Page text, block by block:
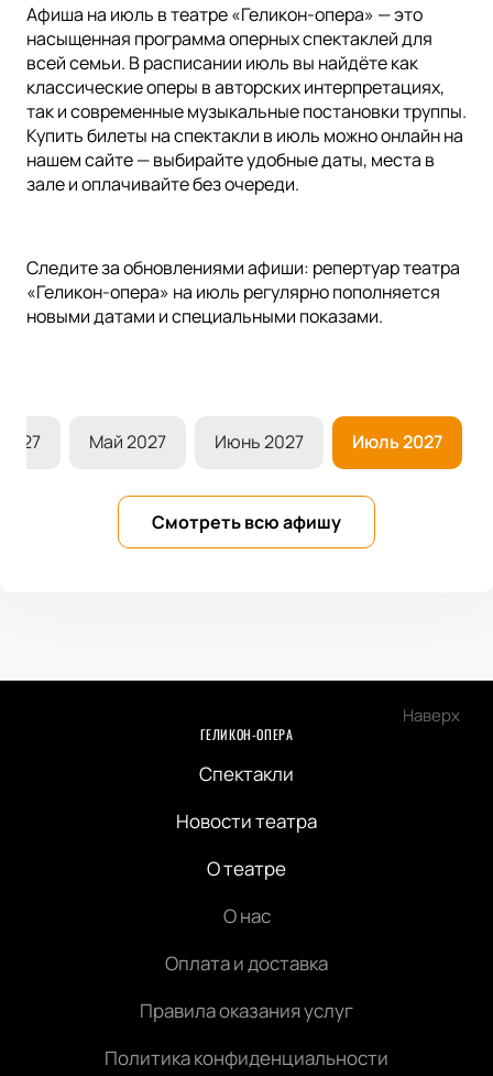
Афиша на июль в театре «Геликон-опера» — это
насыщенная программа оперных спектаклей для
всей семьи. В расписании июль вы найдёте как
классические оперы в авторских интерпретациях,
так и современные музыкальные постановки труппы.
Купить билеты на спектакли в июль можно онлайн на
нашем сайте — выбирайте удобные даты, места в
зале и оплачивайте без очереди.
Следите за обновлениями афиши: репертуар театра
«Геликон-опера» на июль регулярно пополняется
новыми датами и специальными показами.
Май 2027 Июнь 2027 Июль 2027
Смотреть всю афишу
Наверх
ГЕЛИКОН-ОПЕРА
Спектакли
Новости театра
О театре
О нас
Оплата и доставка
Правила оказания услуг
Политика конфиденциальности